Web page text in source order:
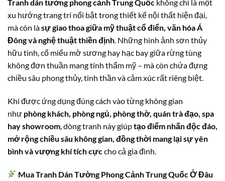
Tranh dán tường phong cảnh Trung Quốc không chỉ là một
xu hướng trang trí nổi bật trong thiết kế nội thất hiện đại,
mà còn làsự giao thoa giữa mỹ thuật cổ điển, văn hóa Á
Đông và nghệ thuật thiền định. Những hình ảnh sơn thủy
hữu tình, cổ miếu mờ sương hay hạc bay giữa rừng tùng
không đơn thuần mang tính thẩm mỹ – mà còn chứa đựng
chiều sâu phong thủy, tinh thần và cảm xúc rất riêng biệt.
Khi được ứng dụng đúng cách vào từng không gian
như phòng khách, phòng ngủ, phòng thờ, quán trà đạo, spa
hay showroom, dòng tranh này giúptạo điểm nhấn độc đáo,
mở rộng chiều sâu không gian, đồng thời mang lại sự yên
bình và vượng khí tích cựccho cả gia đình.
Mua Tranh Dán Tường Phong Cảnh Trung Quốc Ở Đâu